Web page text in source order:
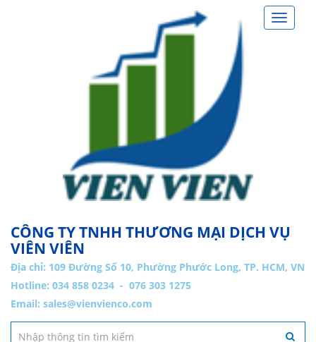
Toggle
CÔNG TY TNHH THƯƠNG MẠI DỊCH VỤ
VIÊN VIÊN
Địa chỉ: 109 Đường Số 10, Phường Phước Long, TP. HCM, VN
Hotline: 034 858 0234 - 076 303 1275
Email: sales@vienvienco.com